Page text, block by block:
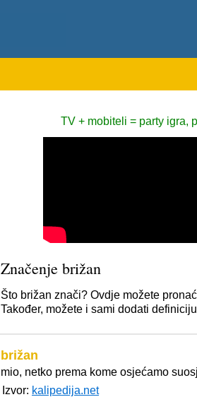
TV + mobiteli = party igra,
Značenje brižan
Što brižan znači? Ovdje možete
Također, možete i sami dodati
brižan
mio, netko prema kome osjećamo
Izvor: kalipedija.net